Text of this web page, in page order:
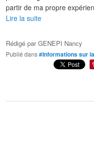
partir de ma propre
Lire la suite
Rédigé parGENEPI Nancy
Publié dans#Informations sur